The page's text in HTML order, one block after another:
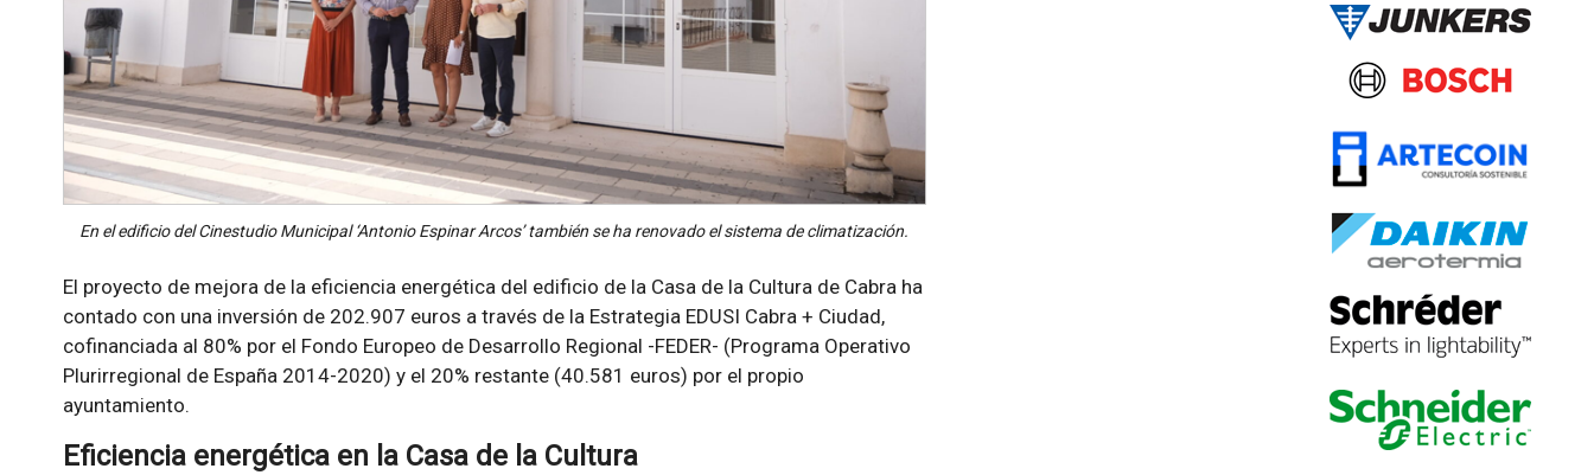
En el edificio del Cinestudio Municipal ‘Antonio Espinar Arcos’ también se ha renovado el sistema de climatización.
El proyecto de mejora de la eficiencia energética del edificio de la Casa de la Cultura de Cabra ha
contado con una inversión de 202.907 euros a través de la Estrategia EDUSI Cabra + Ciudad,
cofinanciada al 80% por el Fondo Europeo de Desarrollo Regional -FEDER- (Programa Operativo
Plurirregional de España 2014-2020) y el 20% restante (40.581 euros) por el propio
ayuntamiento.
Eficiencia energética en la Casa de la Cultura